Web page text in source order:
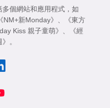
個網站和應用程式，如
《NM+新Monday》 、
《東方
Kiss 親子童萌》 、
《經
。